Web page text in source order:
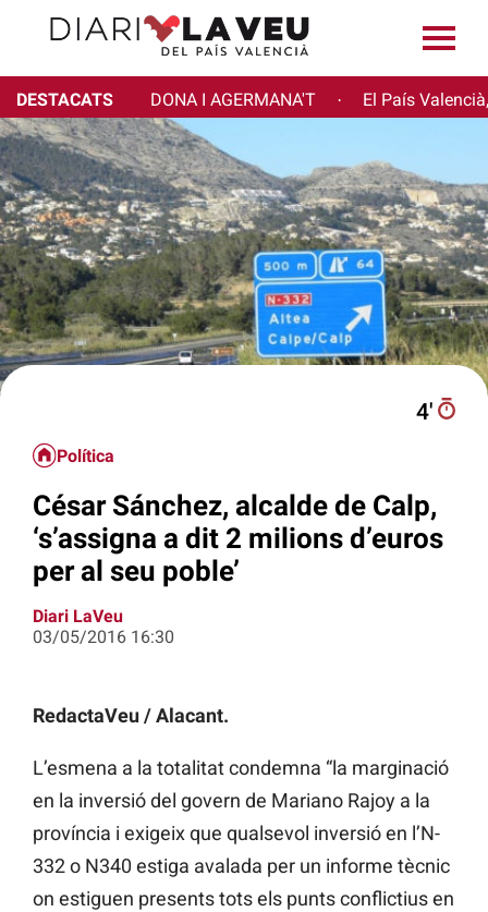
DESTACATS DONA I AGERMANA'T · El País
4′
Política
César Sánchez, alcalde de Calp,
‘s’assigna a dit 2 milions d’euros
per al seu poble’
Diari LaVeu
03/05/2016 16:30
RedactaVeu / Alacant.
L’esmena a la totalitat condemna “la marginació
en la inversió del govern de Mariano Rajoy a la
província i exigeix que qualsevol inversió en l’N-
332 o N340 estiga avalada per un informe tècnic
on estiguen presents tots els punts conflictius en